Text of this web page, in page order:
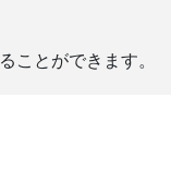
ことができます。